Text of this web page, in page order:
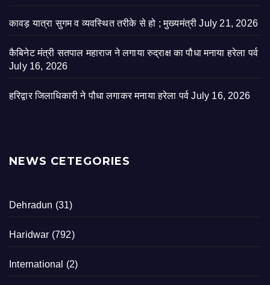
कावड़ यात्रा सुगम व व्यवस्थित तरीके से हो ; मुख्यमंत्री July 21, 2026
कैबिनेट मंत्री सतपाल महाराज ने लगाया रुद्राक्ष का पौधा मनाया हरेला पर्व
July 16, 2026
हरिद्वार जिलाधिकारी ने पौधा लगाकर मनाया हरेला पर्व July 16, 2026
NEWS CETEGORIES
Dehradun (31)
Haridwar (792)
International (2)